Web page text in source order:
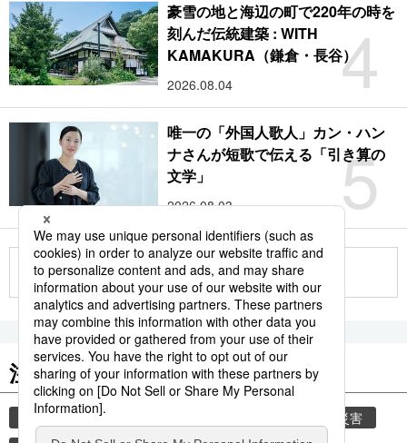
4
豪雪の地と海辺の町で220年の時を
刻んだ伝統建築 : WITH
KAMAKURA（鎌倉・長谷）
2026.08.04
5
唯一の「外国人歌人」カン・ハン
ナさんが短歌で伝える「引き算の
文学」
2026.08.03
もっと見る
注目のキーワード
共同通信ニュース
気象・災害